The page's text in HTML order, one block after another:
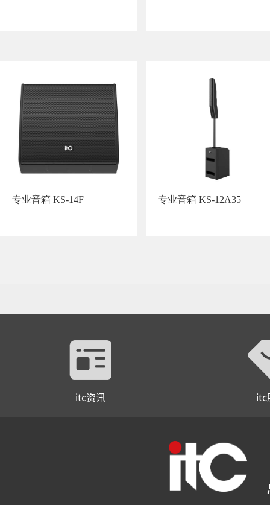
专业音箱 KS-14F 专业音箱 KS-12A35
itc资讯 itc